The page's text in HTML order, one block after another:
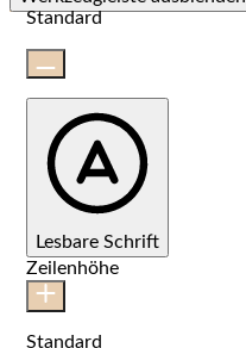
Standard
Lesbare Schrift
Zeilenhöhe
Standard